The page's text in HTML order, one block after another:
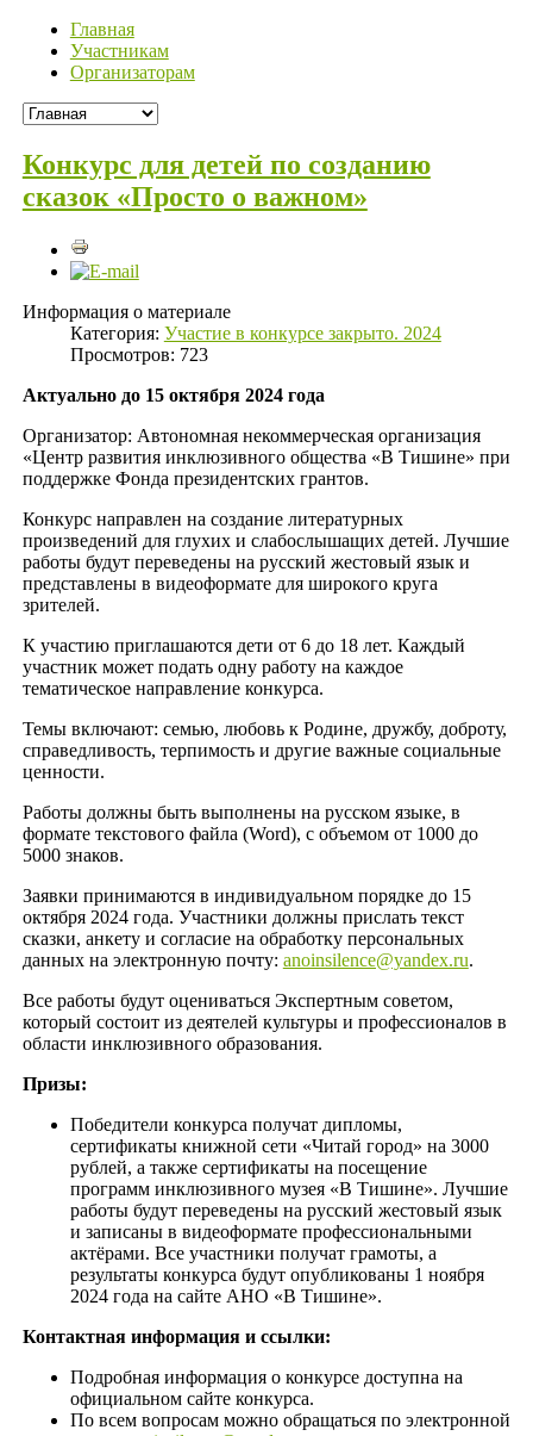
Главная
Участникам
Организаторам
Конкурс для детей по созданию
сказок «Просто о важном»
Информация о материале
Категория: Участие в конкурсе закрыто. 2024
Просмотров: 723
Актуально до 15 октября 2024 года
Организатор: Автономная некоммерческая организация
«Центр развития инклюзивного общества «В Тишине» при
поддержке Фонда президентских грантов.
Конкурс направлен на создание литературных
произведений для глухих и слабослышащих детей. Лучшие
работы будут переведены на русский жестовый язык и
представлены в видеоформате для широкого круга
зрителей.
К участию приглашаются дети от 6 до 18 лет. Каждый
участник может подать одну работу на каждое
тематическое направление конкурса.
Темы включают: семью, любовь к Родине, дружбу, доброту,
справедливость, терпимость и другие важные социальные
ценности.
Работы должны быть выполнены на русском языке, в
формате текстового файла (Word), с объемом от 1000 до
5000 знаков.
Заявки принимаются в индивидуальном порядке до 15
октября 2024 года. Участники должны прислать текст
сказки, анкету и согласие на обработку персональных
данных на электронную почту: anoinsilence@yandex.ru.
Все работы будут оцениваться Экспертным советом,
который состоит из деятелей культуры и профессионалов в
области инклюзивного образования.
Призы:
Победители конкурса получат дипломы,
сертификаты книжной сети «Читай город» на 3000
рублей, а также сертификаты на посещение
программ инклюзивного музея «В Тишине». Лучшие
работы будут переведены на русский жестовый язык
и записаны в видеоформате профессиональными
актёрами. Все участники получат грамоты, а
результаты конкурса будут опубликованы 1 ноября
2024 года на сайте АНО «В Тишине».
Контактная информация и ссылки:
Подробная информация о конкурсе доступна на
официальном сайте конкурса.
По всем вопросам можно обращаться по электронной